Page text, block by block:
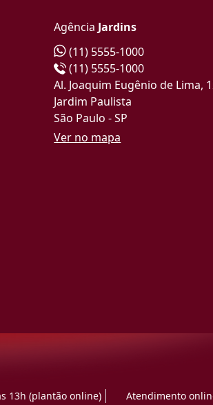
Agência Jardins
(11) 5555-1000
(11) 5555-1000
Al. Joaquim Eugênio de Lima,
Jardim Paulista
São Paulo - SP
Ver no mapa
13h (plantão online) Atendimento